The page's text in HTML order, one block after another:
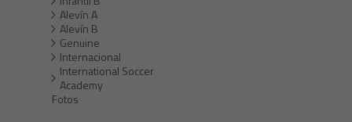
Alevín A
Alevín B
Genuine
Internacional
International Soccer
Academy
Fotos